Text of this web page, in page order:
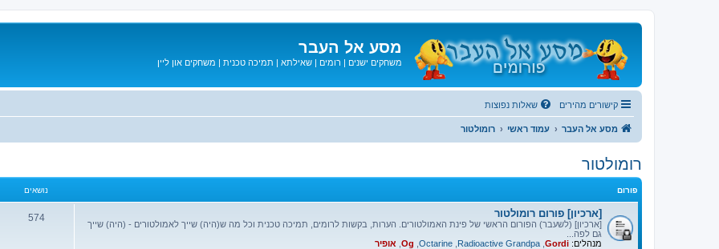
מסע אל העבר
משחקים ישנים | רומים | שאילתא | תמיכה טכנית | משחקים און ליין
קישורים מהירים שאלות נפוצות
מסע אל העבר עמוד ראשי רומולטור
רומולטור
פורום נושאים
[ארכיון] פורום רומולטור
[ארכיון] (לשעבר) הפורום הראשי של פינת האמולטורים. הערות, בקשות לרומים, תמיכה טכנית וכל מה ש(היה) שייך לאמולטורים - (היה) שייך
גם לפה...
מנהלים: Gordi
Radioactive Grandpa
Octarine
Og אופיר
574